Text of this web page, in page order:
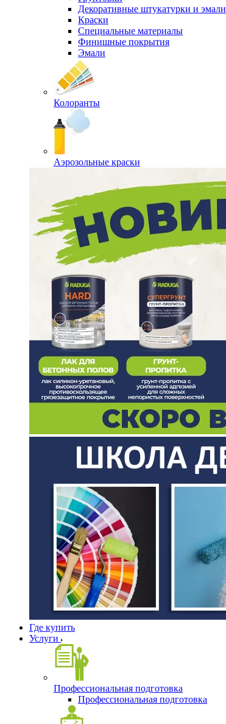
Декоративные штукатурки и эмали
Краски
Специальные материалы
Финишные покрытия
Эмали
Колоранты
Аэрозольные краски
Где купить
Услуги
Профессиональная подготовка
Профессиональная подготовка